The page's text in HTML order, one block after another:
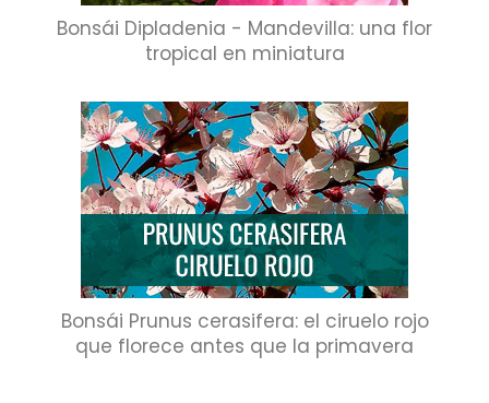
Bonsái Dipladenia - Mandevilla: una flor
tropical en miniatura
Bonsái Prunus cerasifera: el ciruelo rojo
que florece antes que la primavera